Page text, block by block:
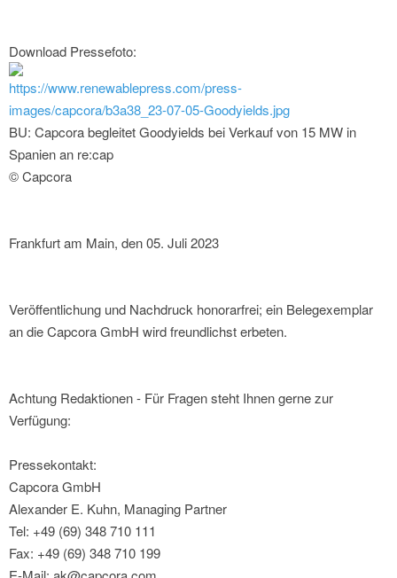
Download Pressefoto:
https://www.renewablepress.com/press-
images/capcora/b3a38_23-07-05-Goodyields.jpg
BU: Capcora begleitet Goodyields bei Verkauf von 15 MW in
Spanien an re:cap
© Capcora
Frankfurt am Main, den 05. Juli 2023
Veröffentlichung und Nachdruck honorarfrei; ein Belegexemplar
an die Capcora GmbH wird freundlichst erbeten.
Achtung Redaktionen - Für Fragen steht Ihnen gerne zur
Verfügung:
Pressekontakt:
Capcora GmbH
Alexander E. Kuhn, Managing Partner
Tel: +49 (69) 348 710 111
Fax: +49 (69) 348 710 199